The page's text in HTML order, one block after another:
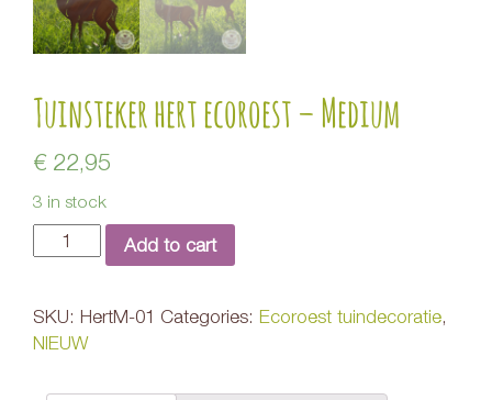
Tuinsteker hert ecoroest – Medium
€22,95
3 in stock
Quantity Add to cart
SKU: HertM-01 Categories: Ecoroest tuindecoratie,
NIEUW